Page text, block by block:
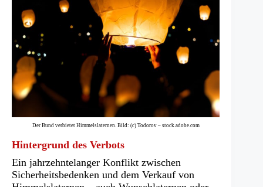
Der Bund verbietet Himmelslaternen. Bild: (c) Todorov – stock.adobe.com
Hintergrund des Verbots
Ein jahrzehntelanger Konflikt zwischen
Sicherheitsbedenken und dem Verkauf von